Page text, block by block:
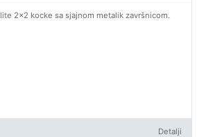
2x2 kocke sa sjajnom metalik završnicom.
Detalji